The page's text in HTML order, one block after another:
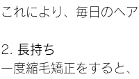
これにより、毎日のヘ
2. 長持ち
一度縮毛矯正をすると